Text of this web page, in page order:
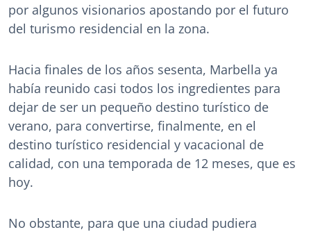
por algunos visionarios apostando por el futuro
del turismo residencial en la zona.
Hacia finales de los años sesenta, Marbella ya
había reunido casi todos los ingredientes para
dejar de ser un pequeño destino turístico de
verano, para convertirse, finalmente, en el
destino turístico residencial y vacacional de
calidad, con una temporada de 12 meses, que es
hoy.
No obstante, para que una ciudad pudiera